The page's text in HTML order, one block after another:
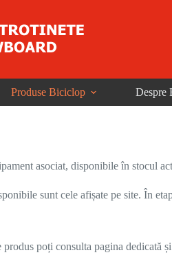
Produse Biciclop Despre
asociat, disponibile în stocul
sunt cele afișate pe site. În
poți consulta pagina dedicată